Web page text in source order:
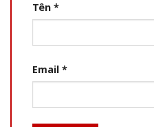
Tên *
Email *